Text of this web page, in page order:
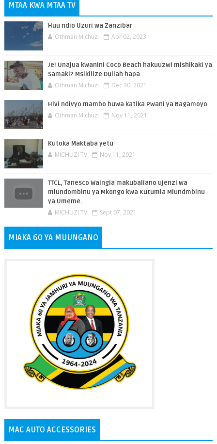
MTAA KWA MTAA TV
Huu ndio Uzuri wa Zanzibar
Othman Michuzi Apr 02, 2023
Je! Unajua kwanini Coco Beach hakuuzwi mishikaki ya
Samaki? Msikilize Dullah hapa
Othman Michuzi Dec 30, 2021
Hivi ndivyo mambo huwa katika Pwani ya Bagamoyo
Othman Michuzi Nov 11, 2021
Kutoka Maktaba yetu
MICHUZI TV Nov 11, 2021
TTCL, Tanesco Waingia makubaliano ujenzi wa
miundombinu ya Mkongo kwa Kutumia Miundmbinu
ya Umeme.
MICHUZI TV Sept 07, 2021
MIAKA 60 YA MUUNGANO
MAC AUTO ACCESSORIES